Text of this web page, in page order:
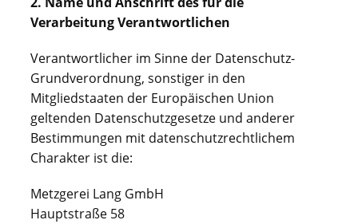
Verarbeitung Verantwortlichen
Verantwortlicher im Sinne der Datenschutz-
Grundverordnung, sonstiger in den
Mitgliedstaaten der Europäischen Union
geltenden Datenschutzgesetze und anderer
Bestimmungen mit datenschutzrechtlichem
Charakter ist die:
Metzgerei Lang GmbH
Hauptstraße 58